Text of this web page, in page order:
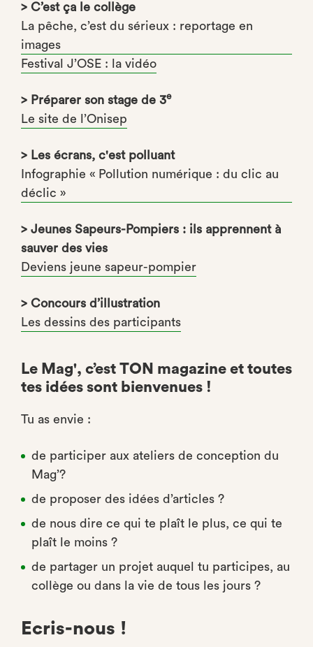
> C’est ça le collège
La pêche, c’est du sérieux : reportage en
images
Festival J’OSE : la vidéo
> Préparer son stage de 3e
Le site de l’Onisep
> Les écrans, c'est polluant
Infographie « Pollution numérique : du clic au
déclic »
> Jeunes Sapeurs-Pompiers : ils apprennent à
sauver des vies
Deviens jeune sapeur-pompier
> Concours d’illustration
Les dessins des participants
Le Mag', c’est TON magazine et toutes
tes idées sont bienvenues !
Tu as envie :
de participer aux ateliers de conception du
Mag’?
de proposer des idées d’articles ?
de nous dire ce qui te plaît le plus, ce qui te
plaît le moins ?
de partager un projet auquel tu participes, au
collège ou dans la vie de tous les jours ?
Ecris-nous !